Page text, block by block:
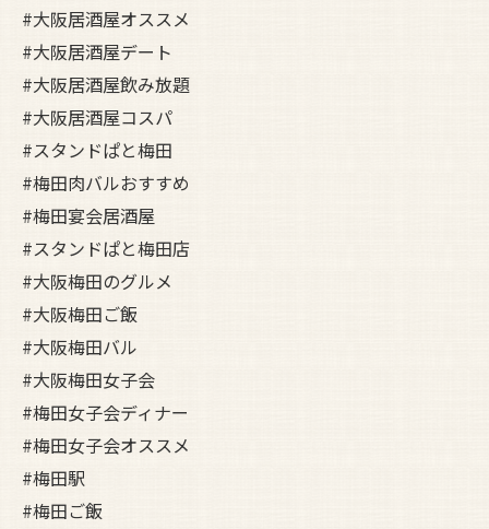
#大阪居酒屋オススメ
#大阪居酒屋デート
#大阪居酒屋飲み放題
#大阪居酒屋コスパ
#スタンドぱと梅田
#梅田肉バルおすすめ
#梅田宴会居酒屋
#スタンドぱと梅田店
#大阪梅田のグルメ
#大阪梅田ご飯
#大阪梅田バル
#大阪梅田女子会
#梅田女子会ディナー
#梅田女子会オススメ
#梅田駅
#梅田ご飯